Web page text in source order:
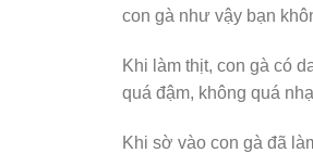
con gà như vậy bạn
Khi làm thịt, con gà có
quá đậm, không quá
Khi sờ vào con gà đã